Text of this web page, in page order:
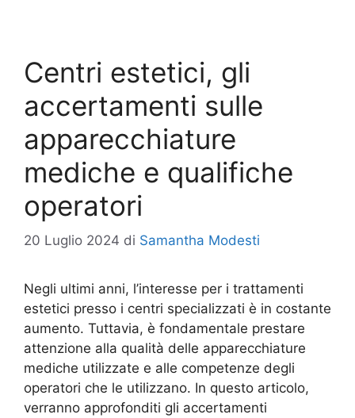
Centri estetici, gli
accertamenti sulle
apparecchiature
mediche e qualifiche
operatori
20 Luglio 2024 di Samantha Modesti
Negli ultimi anni, l’interesse per i trattamenti
estetici presso i centri specializzati è in costante
aumento. Tuttavia, è fondamentale prestare
attenzione alla qualità delle apparecchiature
mediche utilizzate e alle competenze degli
operatori che le utilizzano. In questo articolo,
verranno approfonditi gli accertamenti